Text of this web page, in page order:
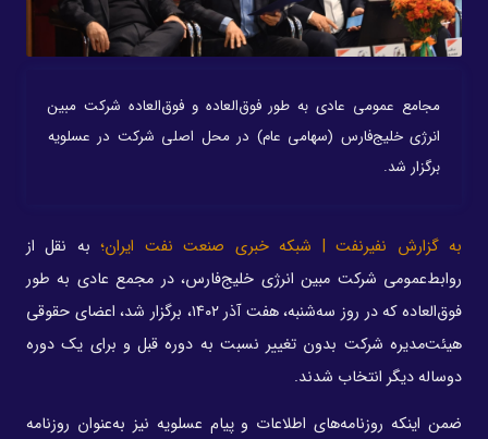
مجامع عمومی عادی به طور فوق‌العاده و فوق‌العاده شرکت مبین
انرژی خلیج‌فارس (سهامی عام) در محل اصلی شرکت در عسلویه
برگزار شد.
به گزارش نفیرنفت | شبکه خبری صنعت نفت ایران؛به نقل از
روابط‌عمومی شرکت مبین انرژی خلیج‌فارس، در مجمع عادی به طور
فوق‌العاده که در روز سه‌شنبه، هفت آذر ۱۴۰۲، برگزار شد، اعضای حقوقی
هیئت‌مدیره شرکت بدون تغییر نسبت به دوره قبل و برای یک دوره
دو‌ساله دیگر انتخاب شدند.
ضمن اینکه روزنامه‌های اطلاعات و پیام عسلویه نیز به‌عنوان روزنامه